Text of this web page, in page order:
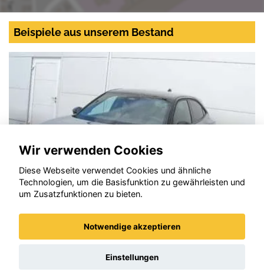
Beispiele aus unserem Bestand
Wir verwenden Cookies
Diese Webseite verwendet Cookies und ähnliche
Technologien, um die Basisfunktion zu gewährleisten und
um Zusatzfunktionen zu bieten.
Notwendige akzeptieren
Einstellungen